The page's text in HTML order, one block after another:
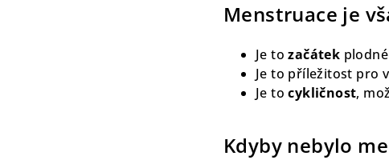
Menstruace je
Je to začátek
Je to příležitost pro
Je to cykličnost,
Kdyby nebylo